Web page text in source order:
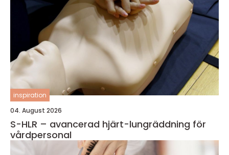
inspiration
04. August 2026
S-HLR – avancerad hjärt-lungräddning för
vårdpersonal